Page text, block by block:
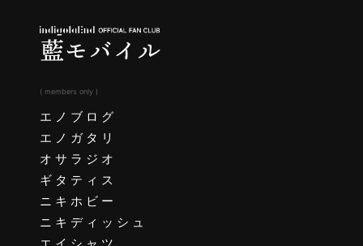
( members only )
エノブログ
エノガタリ
オサラジオ
ギタティス
ニキホビー
ニキディッシュ